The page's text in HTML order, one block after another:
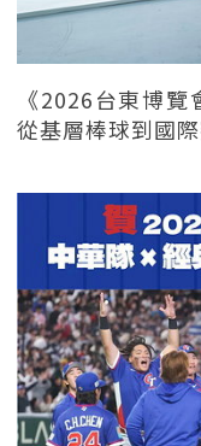
《2026台東博
從基層棒球到國